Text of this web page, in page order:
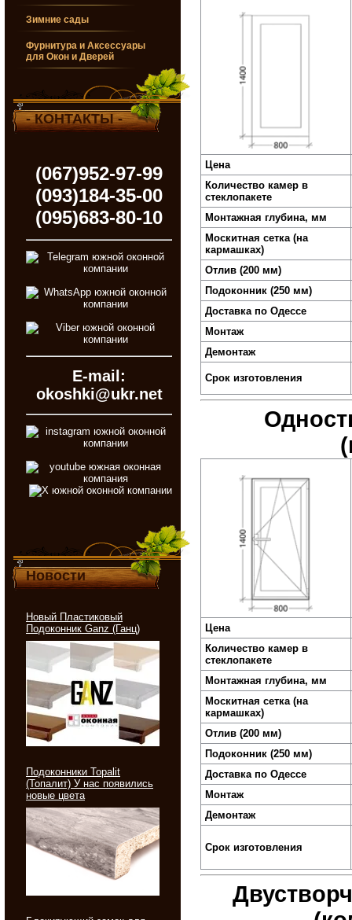
Зимние сады
Фурнитура и Аксессуары
для Окон и Дверей
- КОНТАКТЫ -
(067)952-97-99
(093)184-35-00
(095)683-80-10
E-mail:
okoshki@ukr.net
Новости
Новый Пластиковый
Подоконник Ganz (Ганц)
Подоконники Topalit
(Топалит) У нас появились
новые цвета
Цена
Количество камер в
стеклопакете
Монтажная глубина, мм
Москитная сетка (на
кармашках)
Отлив (200 мм)
Подоконник (250 мм)
Доставка по Одессе
Монтаж
Демонтаж
Срок изготовления
Цена
Количество камер в
стеклопакете
Монтажная глубина, мм
Москитная сетка (на
кармашках)
Отлив (200 мм)
Подоконник (250 мм)
Доставка по Одессе
Монтаж
Демонтаж
Срок изготовления